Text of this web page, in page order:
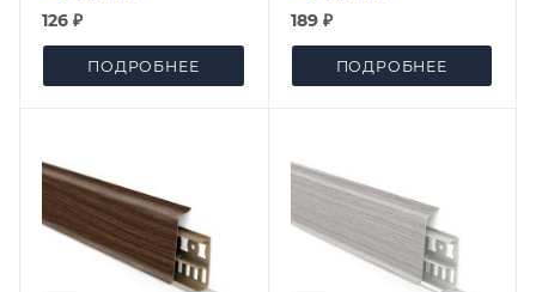
126 ₽
ПОДРОБНЕЕ
189 ₽
ПОДРОБНЕЕ